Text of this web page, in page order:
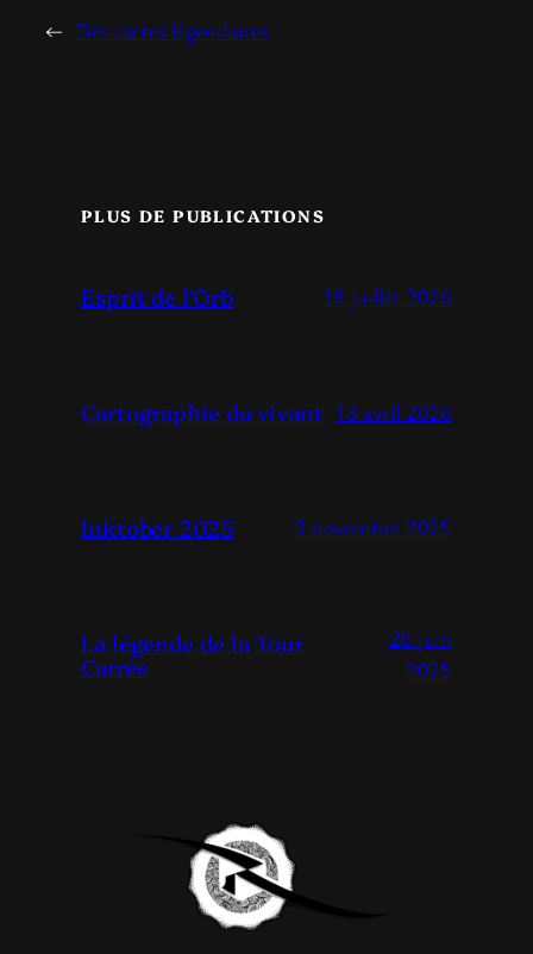
← Des cartes légendaires
PLUS DE PUBLICATIONS
Esprit de l’Orb 18 juillet 2026
Cartographie du vivant 13 avril 2026
Inktober 2025 3 novembre 2025
La légende de la Tour
Carrée
26 juin
2025